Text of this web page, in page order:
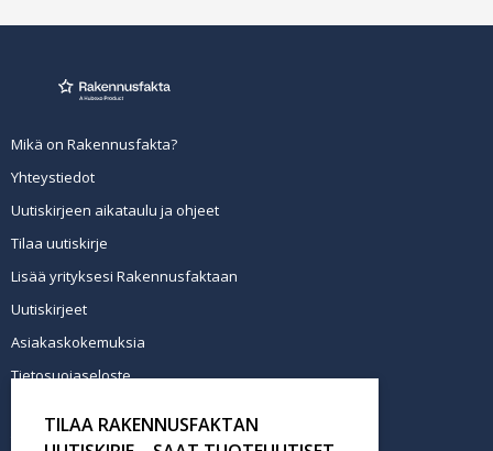
Mikä on Rakennusfakta?
Yhteystiedot
Uutiskirjeen aikataulu ja ohjeet
Tilaa uutiskirje
Lisää yrityksesi Rakennusfaktaan
Uutiskirjeet
Asiakaskokemuksia
Tietosuojaseloste
Tilaa uutiskirje
TILAA RAKENNUSFAKTAN